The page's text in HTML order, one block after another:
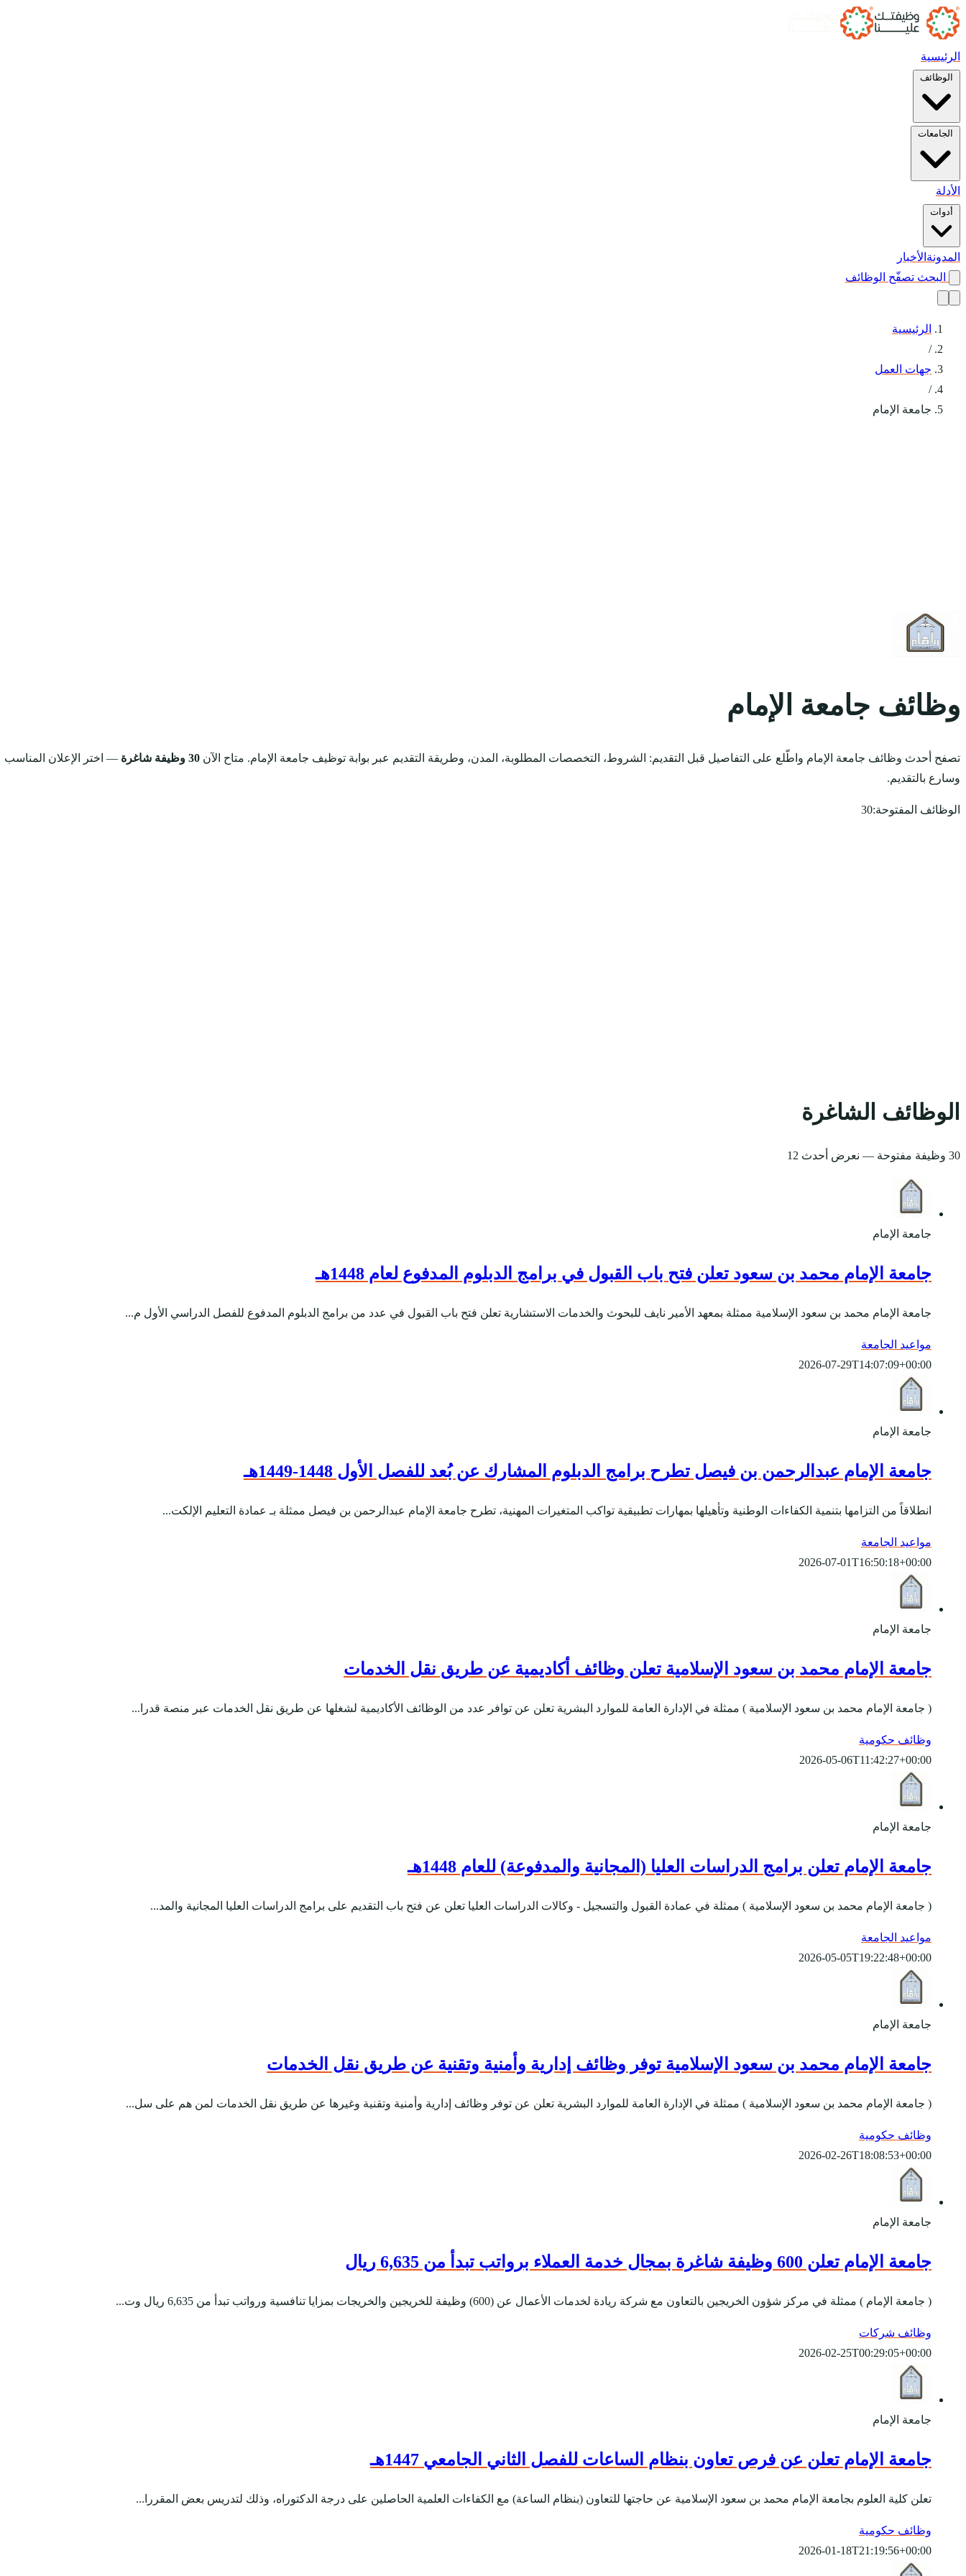
الرئيسية
الوظائف
الجامعات
الأدلة
أدوات
المدونة الأخبار
البحث تصفّح الوظائف
الرئيسية
/
جهات العمل
/
جامعة الإمام
وظائف جامعة الإمام
تصفح أحدث وظائف جامعة الإمام واطّلع على التفاصيل قبل التقديم: الشروط، التخصصات المطلوبة، المدن، وطريقة التقديم عبر بوابة توظيف جامعة الإمام. متاح الآن 30 وظيفة شاغرة
— اختر الإعلان المناسب
وسارع بالتقديم.
الوظائف المفتوحة:30
الوظائف الشاغرة
30 وظيفة مفتوحة — نعرض أحدث 12
جامعة الإمام
جامعة الإمام محمد بن سعود تعلن فتح باب القبول في برامج الدبلوم المدفوع لعام 1448هـ
جامعة الإمام محمد بن سعود الإسلامية ممثلة بمعهد الأمير نايف للبحوث والخدمات الاستشارية تعلن فتح باب القبول في عدد من برامج الدبلوم المدفوع للفصل الدراسي الأول م...
مواعيد الجامعة
2026-07-29T14:07:09+00:00
جامعة الإمام
جامعة الإمام عبدالرحمن بن فيصل تطرح برامج الدبلوم المشارك عن بُعد للفصل الأول 1448-1449هـ
انطلاقاً من التزامها بتنمية الكفاءات الوطنية وتأهيلها بمهارات تطبيقية تواكب المتغيرات المهنية، تطرح جامعة الإمام عبدالرحمن بن فيصل ممثلة بـ عمادة التعليم الإلكت...
مواعيد الجامعة
2026-07-01T16:50:18+00:00
جامعة الإمام
جامعة الإمام محمد بن سعود الإسلامية تعلن وظائف أكاديمية عن طريق نقل الخدمات
( جامعة الإمام محمد بن سعود الإسلامية ) ممثلة في الإدارة العامة للموارد البشرية تعلن عن توافر عدد من الوظائف الأكاديمية لشغلها عن طريق نقل الخدمات عبر منصة قدرا...
وظائف حكومية
2026-05-06T11:42:27+00:00
جامعة الإمام
جامعة الإمام تعلن برامج الدراسات العليا (المجانية والمدفوعة) للعام 1448هـ
( جامعة الإمام محمد بن سعود الإسلامية ) ممثلة في عمادة القبول والتسجيل - وكالات الدراسات العليا تعلن عن فتح باب التقديم على برامج الدراسات العليا المجانية والمد...
مواعيد الجامعة
2026-05-05T19:22:48+00:00
جامعة الإمام
جامعة الإمام محمد بن سعود الإسلامية توفر وظائف إدارية وأمنية وتقنية عن طريق نقل الخدمات
( جامعة الإمام محمد بن سعود الإسلامية ) ممثلة في الإدارة العامة للموارد البشرية تعلن عن توفر وظائف إدارية وأمنية وتقنية وغيرها عن طريق نقل الخدمات لمن هم على سل...
وظائف حكومية
2026-02-26T18:08:53+00:00
جامعة الإمام
جامعة الإمام تعلن 600 وظيفة شاغرة بمجال خدمة العملاء برواتب تبدأ من 6,635 ريال
( جامعة الإمام ) ممثلة في مركز شؤون الخريجين بالتعاون مع شركة ريادة لخدمات الأعمال عن (600) وظيفة للخريجين والخريجات بمزايا تنافسية ورواتب تبدأ من 6,635 ريال وت...
وظائف شركات
2026-02-25T00:29:05+00:00
جامعة الإمام
جامعة الإمام تعلن عن فرص تعاون بنظام الساعات للفصل الثاني الجامعي 1447هـ
​تعلن كلية العلوم بجامعة الإمام محمد بن سعود الإسلامية عن حاجتها للتعاون (بنظام الساعة) مع الكفاءات العلمية الحاصلين على درجة الدكتوراه، وذلك لتدريس بعض المقررا...
وظائف حكومية
2026-01-18T21:19:56+00:00